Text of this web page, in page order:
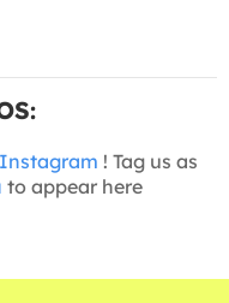
Instagram ! Tag us as
to appear here